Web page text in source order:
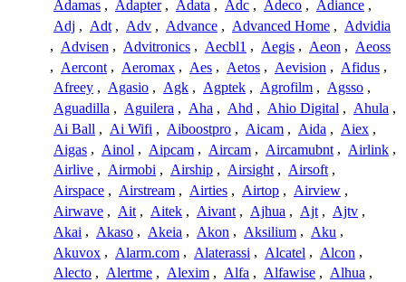
Adamas , Adapter , Adata , Adc , Adeco , Adiance ,
Adj , Adt , Adv , Advance , Advanced Home , Advidia
, Advisen , Advitronics , Aecbl1 , Aegis , Aeon , Aeoss
, Aercont , Aeromax , Aes , Aetos , Aevision , Afidus ,
Afreey , Agasio , Agk , Agptek , Agrofilm , Agsso ,
Aguadilla , Aguilera , Aha , Ahd , Ahio Digital , Ahula ,
Ai Ball , Ai Wifi , Aiboostpro , Aicam , Aida , Aiex ,
Aigas , Ainol , Aipcam , Aircam , Aircamubnt , Airlink ,
Airlive , Airmobi , Airship , Airsight , Airsoft ,
Airspace , Airstream , Airties , Airtop , Airview ,
Airwave , Ait , Aitek , Aivant , Ajhua , Ajt , Ajtv ,
Akai , Akaso , Akeia , Akon , Aksilium , Aku ,
Akuvox , Alarm.com , Alaterassi , Alcatel , Alcon ,
Alecto , Alertme , Alexim , Alfa , Alfawise , Alhua ,